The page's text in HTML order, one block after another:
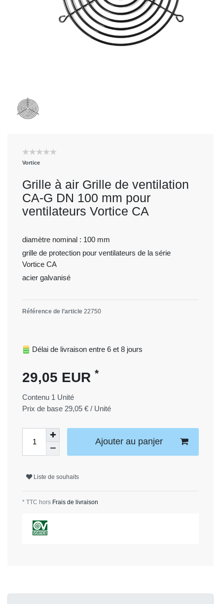
Vortice
Grille à air Grille de ventilation
CA-G DN 100 mm pour
ventilateurs Vortice CA
diamètre nominal : 100 mm
grille de protection pour ventilateurs de la série
Vortice CA
acier galvanisé
Référence de l’article 22750
Délai de livraison entre 6 et 8 jours
29,05 EUR *
Contenu 1 Unité
Prix de base 29,05 € / Unité
Ajouter au panjer
Liste de souhaits
* TTC hors Frais de livraison